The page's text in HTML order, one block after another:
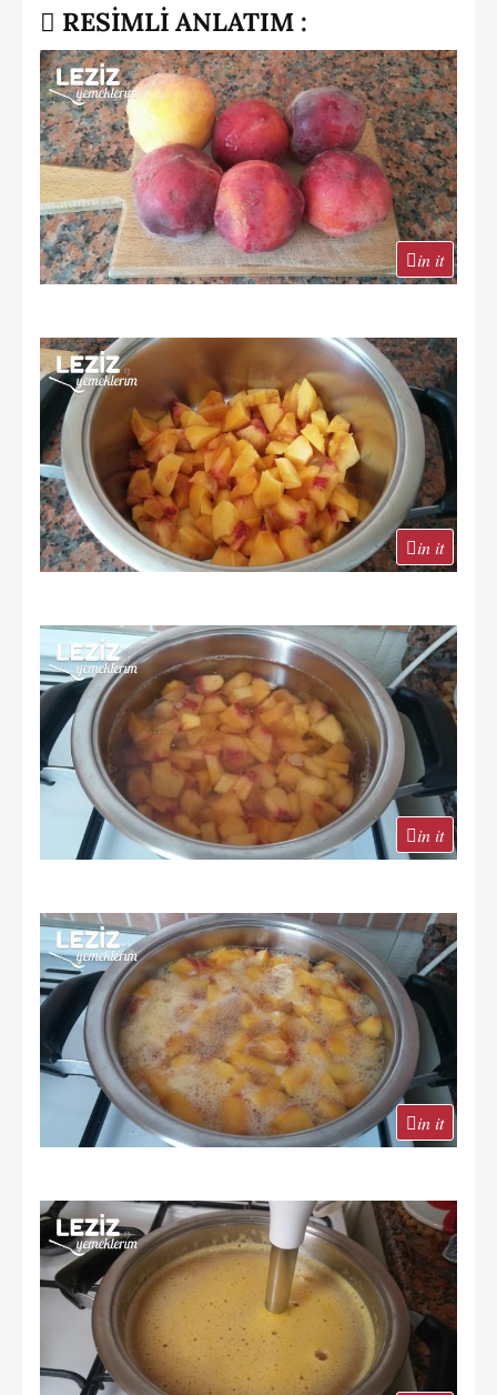
RESİMLİ ANLATIM :
in it
in it
in it
in it